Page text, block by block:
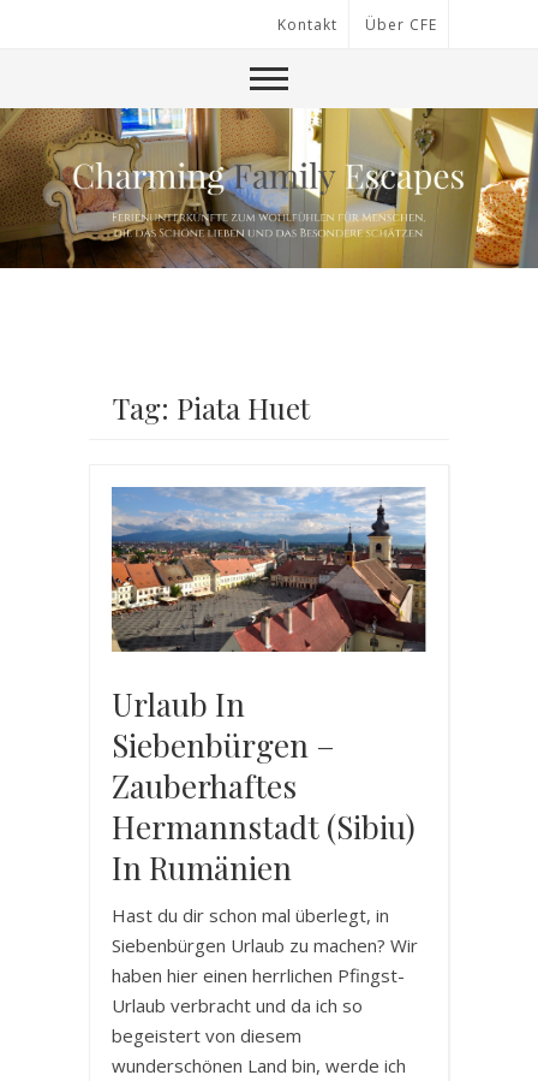
Kontakt Über CFE
Tag: Piata Huet
Urlaub In
Siebenbürgen –
Zauberhaftes
Hermannstadt (Sibiu)
In Rumänien
Hast du dir schon mal überlegt, in
Siebenbürgen Urlaub zu machen? Wir
haben hier einen herrlichen Pfingst-
Urlaub verbracht und da ich so
begeistert von diesem
wunderschönen Land bin, werde ich